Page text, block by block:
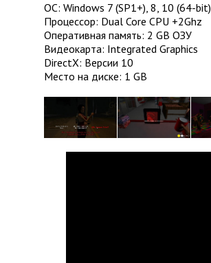
ОС: Windows 7 (SP1+), 8, 10 (64-bit)
Процессор: Dual Core CPU +2Ghz
Оперативная память: 2 GB ОЗУ
Видеокарта: Integrated Graphics
DirectX: Версии 10
Место на диске: 1 GB